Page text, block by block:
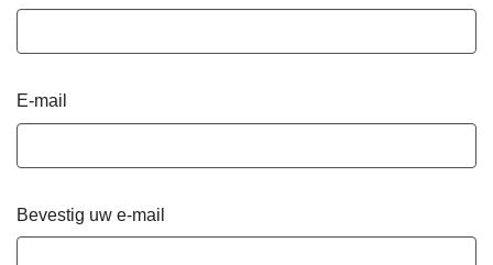
E-mail
Bevestig uw e-mail